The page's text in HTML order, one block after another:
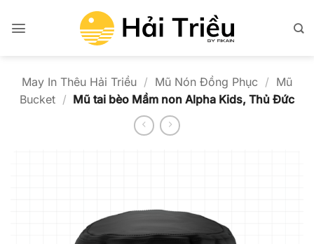
qua
May In Thêu Hải Triều / Mũ Nón Đồng Phục / Mũ
Bucket / Mũ tai bèo Mầm non Alpha Kids, Thủ Đức